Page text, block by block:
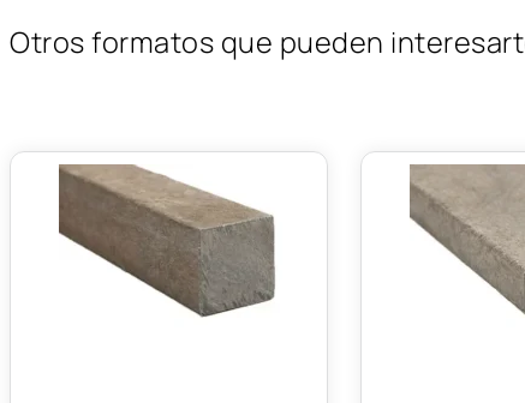
Otros formatos que pueden